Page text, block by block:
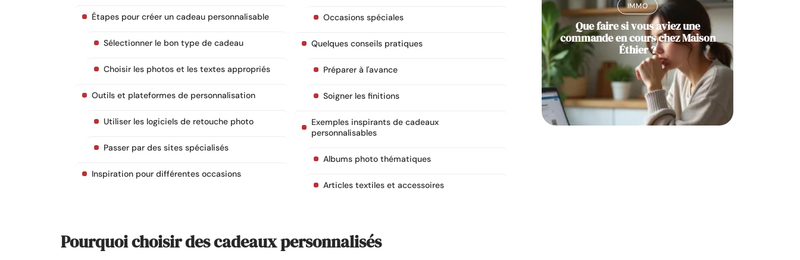
Étapes pour créer un cadeau personnalisable
Sélectionner le bon type de cadeau
Choisir les photos et les textes appropriés
Outils et plateformes de personnalisation
Utiliser les logiciels de retouche photo
Passer par des sites spécialisés
Inspiration pour différentes occasions
Occasions spéciales
Quelques conseils pratiques
Préparer à l'avance
Soigner les finitions
Exemples inspirants de cadeaux
personnalisables
Albums photo thématiques
Articles textiles et accessoires
Pourquoi choisir des cadeaux personnalisés
IMMO
Que faire si vous aviez une
commande en cours chez Maison
Éthier ?